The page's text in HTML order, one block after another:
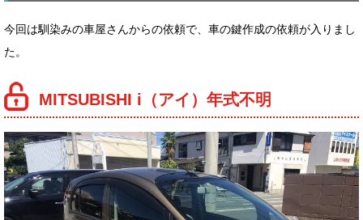
今回は馴染みの車屋さんからの依頼で、車の鍵作成の依頼が入りまし
た。
MITSUBISHI i（アイ）年式不明